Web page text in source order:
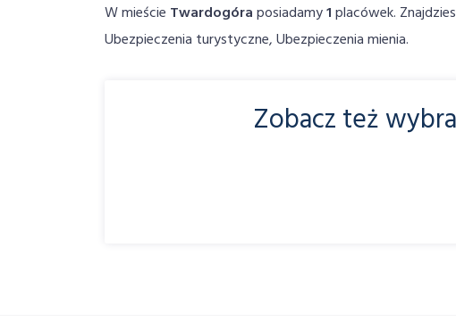
W mieście Twardogóraposiadamy1placówek.
Ubezpieczenia turystyczne, Ubezpieczenia mienia.
Zobacz też